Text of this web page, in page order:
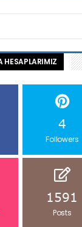
HESAPLARIMIZ
4
Followers
1591
Posts